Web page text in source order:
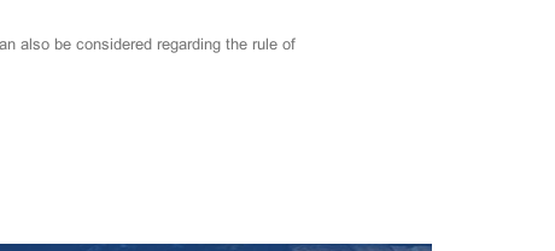
also be considered regarding the rule of